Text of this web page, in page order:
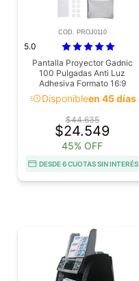
COD. PROJ0110
5.0
Pantalla Proyector Gadnic
100 Pulgadas Anti Luz
Adhesiva Formato 16:9
acuteDisponibleen 45 días
$44.635
$24.549
45% OFF
DESDE 6 CUOTAS SIN INTERÉS